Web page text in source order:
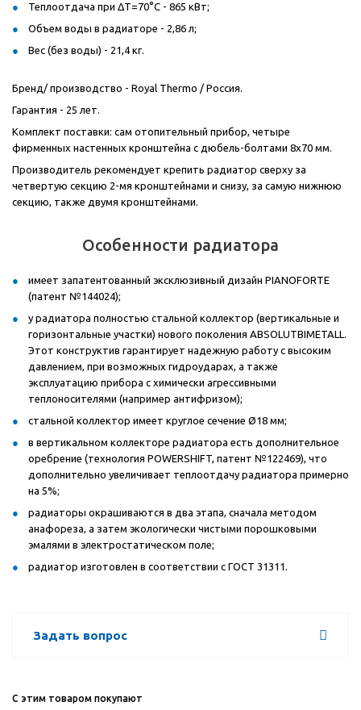
Теплоотдача при ΔT=70°C - 865 кВт;
Объем воды в радиаторе - 2,86 л;
Вес (без воды) - 21,4 кг.
Бренд/ производство - Royal Thermo / Россия.
Гарантия - 25 лет.
Комплект поставки: сам отопительный прибор, четыре
фирменных настенных кронштейна с дюбель-болтами 8x70 мм.
Производитель рекомендует крепить радиатор сверху за
четвертую секцию 2-мя кронштейнами и снизу, за самую нижнюю
секцию, также двумя кронштейнами.
Особенности радиатора
имеет запатентованный эксклюзивный дизайн PIANOFORTE
(патент №144024);
у радиатора полностью стальной коллектор (вертикальные и
горизонтальные участки) нового поколения ABSOLUTBIMETALL.
Этот конструктив гарантирует надежную работу с высоким
давлением, при возможных гидроударах, а также
эксплуатацию прибора с химически агрессивными
теплоносителями (например антифризом);
стальной коллектор имеет круглое сечение Ø18 мм;
в вертикальном коллекторе радиатора есть дополнительное
оребрение (технология POWERSHIFT, патент №122469), что
дополнительно увеличивает теплоотдачу радиатора примерно
на 5%;
радиаторы окрашиваются в два этапа, сначала методом
анафореза, а затем экологически чистыми порошковыми
эмалями в электростатическом поле;
радиатор изготовлен в соответствии с ГОСТ 31311.
Задать вопрос
С этим товаром покупают